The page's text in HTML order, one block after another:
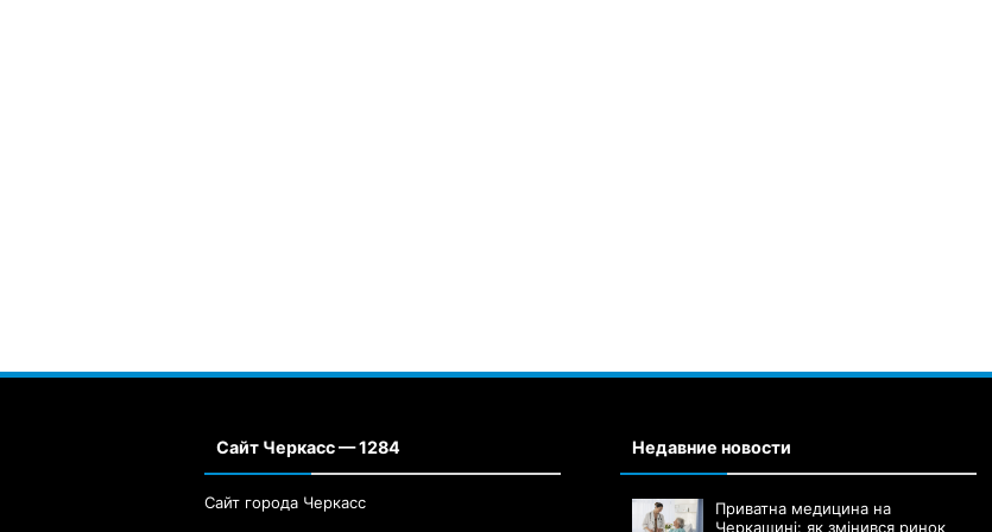
Сайт Черкасс — 1284
Сайт города Черкасс
Недавние новости
Приватна медицина на
Черкащині: як змінився ринок